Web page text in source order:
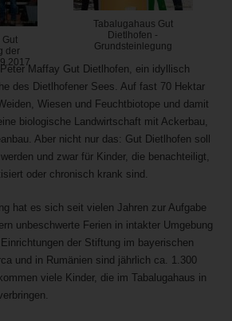
Gut
der
Tabalugahaus Gut
Dietlhofen -
Grundsteinlegung
Maffay Gut Dietlhofen, ein idyllisch
des Dietlhofener Sees. Auf fast 70 Hektar
Wiesen und Feuchtbiotope und damit
biologische Landwirtschaft mit Ackerbau,
Aber nicht nur das: Gut Dietlhofen soll
und zwar für Kinder, die benachteiligt,
oder chronisch krank sind.
hat es sich seit vielen Jahren zur Aufgabe
unbeschwerte Ferien in intakter Umgebung
der Stiftung im bayerischen
und in Rumänien sind jährlich ca. 1.300
viele Kinder, die im Tabalugahaus in